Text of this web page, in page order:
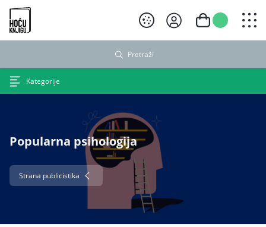
Hoću knjigu crni logo
Pretraži
Kategorije
Popularna psihologija
Strana publicistika